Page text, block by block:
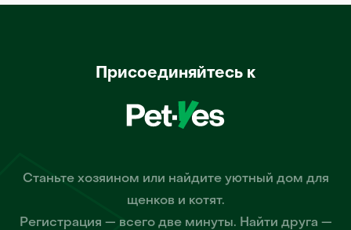
Присоединяйтесь к
Станьте хозяином или найдите уютный дом для
щенков и котят.
Регистрация — всего две минуты. Найти друга —